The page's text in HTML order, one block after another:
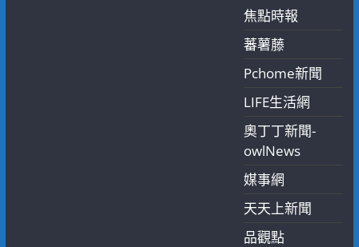
焦點時報
蕃薯藤
Pchome新聞
LIFE生活網
奧丁丁新聞-
owlNews
媒事網
天天上新聞
品觀點